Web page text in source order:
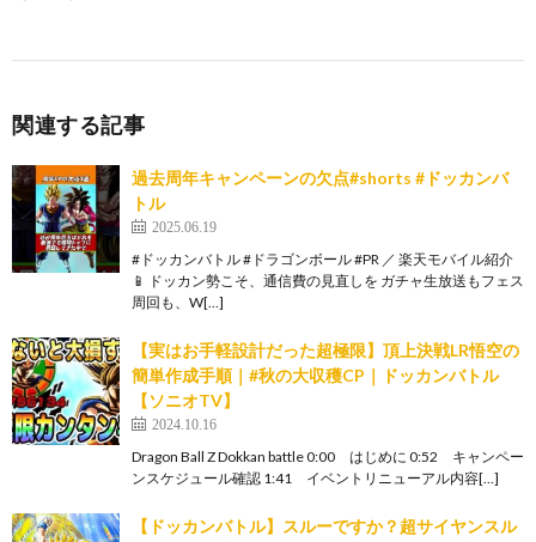
関連する記事
過去周年キャンペーンの欠点#shorts #ドッカンバ
トル
2025.06.19
#ドッカンバトル #ドラゴンボール #PR ／ 楽天モバイル紹介
📱 ドッカン勢こそ、通信費の見直しを ガチャ生放送もフェス
周回も、W[…]
【実はお手軽設計だった超極限】頂上決戦LR悟空の
簡単作成手順｜#秋の大収穫CP｜ドッカンバトル
【ソニオTV】
2024.10.16
Dragon Ball Z Dokkan battle 0:00 はじめに 0:52 キャンペー
ンスケジュール確認 1:41 イベントリニューアル内容[…]
【ドッカンバトル】スルーですか？超サイヤンスル